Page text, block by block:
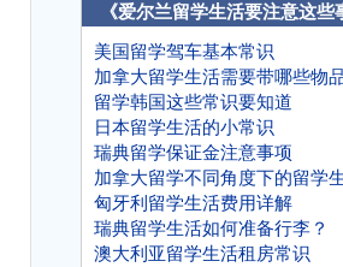
《爱尔兰留学生活要注意这
美国留学驾车基本常识
加拿大留学生活需要带哪些物
留学韩国这些常识要知道
日本留学生活的小常识
瑞典留学保证金注意事项
加拿大留学不同角度下的留学
匈牙利留学生活费用详解
瑞典留学生活如何准备行李？
澳大利亚留学生活租房常识